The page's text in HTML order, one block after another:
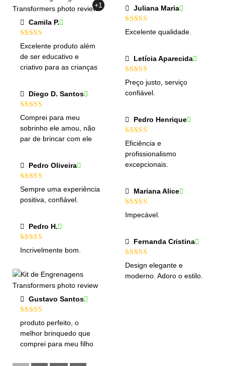
+1
Camila P.
Avaliação
de 5
Excelente produto além
de ser educativo e
criativo para as crianças
Diego D. Santos
Avaliação
de 5
Comprei para meu
sobrinho ele amou, não
par de brincar com ele
Pedro Oliveira
Avaliação
de 5
Sempre uma experiência
positiva, confiável.
Pedro H.
Avaliação
5
de 5
Incrivelmente bom.
Gustavo Santos
Avaliação
5
de 5
produto perfeito, o
melhor brinquedo que
comprei para meu filho
Juliana Maria
Avaliação
de 5
Excelente qualidade.
Letícia Aparecida
Avaliação
de 5
Preço justo, serviço
confiável.
Pedro Henrique
Avaliação
de 5
Eficiência e
profissionalismo
excepcionais.
Mariana Alice
Avaliação
de 5
Impecável.
Fernanda Cristina
Avaliação
de 5
Design elegante e
moderno. Adoro o estilo.